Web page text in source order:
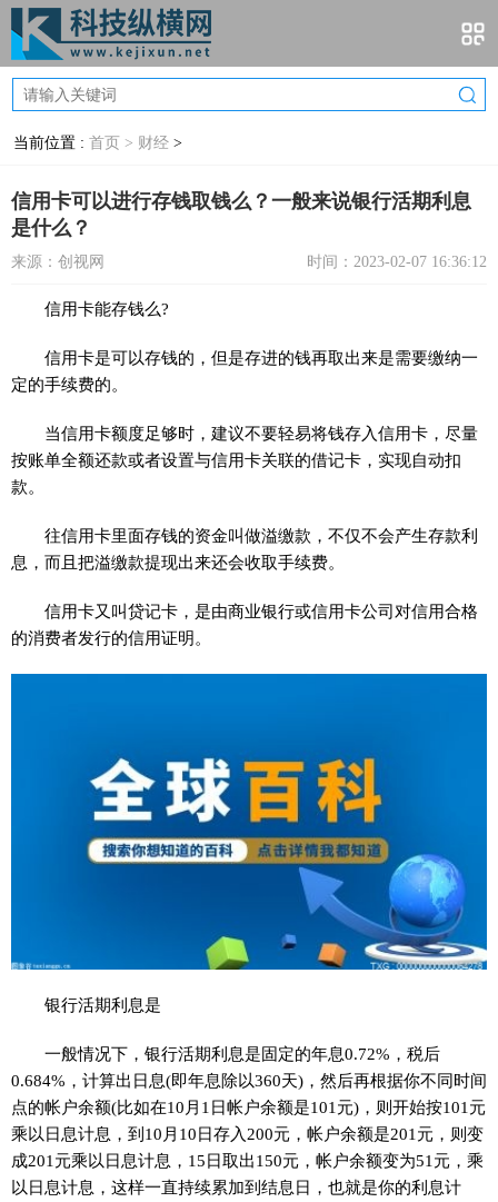
当前位置 : 首页 > 财经 >
信用卡可以进行存钱取钱么？一般来说银行活期利息
是什么？
来源：创视网 时间：2023-02-07 16:36:12
信用卡能存钱么?
信用卡是可以存钱的，但是存进的钱再取出来是需要缴纳一
定的手续费的。
当信用卡额度足够时，建议不要轻易将钱存入信用卡，尽量
按账单全额还款或者设置与信用卡关联的借记卡，实现自动扣
款。
往信用卡里面存钱的资金叫做溢缴款，不仅不会产生存款利
息，而且把溢缴款提现出来还会收取手续费。
信用卡又叫贷记卡，是由商业银行或信用卡公司对信用合格
的消费者发行的信用证明。
银行活期利息是
一般情况下，银行活期利息是固定的年息0.72%，税后
0.684%，计算出日息(即年息除以360天)，然后再根据你不同时间
点的帐户余额(比如在10月1日帐户余额是101元)，则开始按101元
乘以日息计息，到10月10日存入200元，帐户余额是201元，则变
成201元乘以日息计息，15日取出150元，帐户余额变为51元，乘
以日息计息，这样一直持续累加到结息日，也就是你的利息计